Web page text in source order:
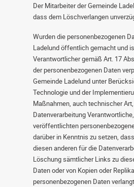
Der Mitarbeiter der Gemeinde
dass dem Löschverlangen
Wurden die personenbezogenen
Ladelund öffentlich gemacht und
Verantwortlicher gemäß Art. 17
der personenbezogenen Daten
Gemeinde Ladelund unter
Technologie und der
Maßnahmen, auch technischer
Datenverarbeitung
veröffentlichten
darüber in Kenntnis zu setzen,
diesen anderen für die
Löschung sämtlicher Links zu
Daten oder von Kopien oder
personenbezogenen Daten